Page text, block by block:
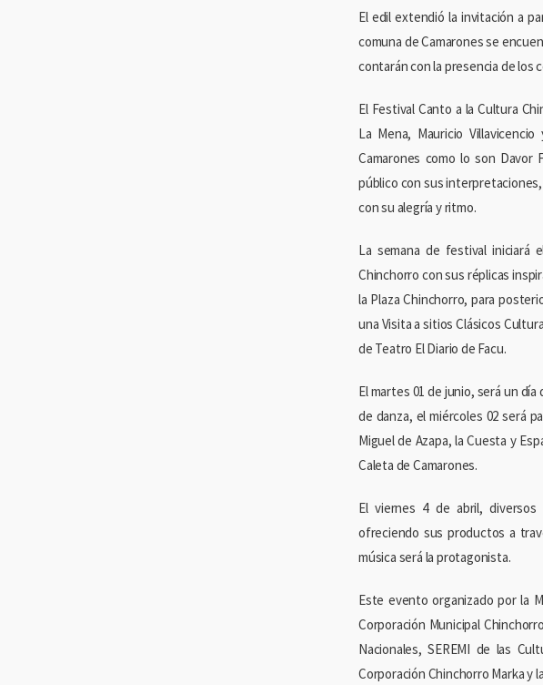
El edil extendió la invitación a
comuna de Camarones se
contarán con la presencia de los
El Festival Canto a la Cultura
La Mena, Mauricio
Camarones como lo son Davor
público con sus
con su alegría y ritmo.
La semana de festival iniciará
Chinchorro con sus réplicas
la Plaza Chinchorro, para
una Visita a sitios Clásicos
de Teatro El Diario de Facu.
El martes 01 de junio, será un
de danza, el miércoles 02 será
Miguel de Azapa, la Cuesta y
Caleta de Camarones.
El viernes 4 de abril, diversos
ofreciendo sus productos a
música será la protagonista.
Este evento organizado por la
Corporación Municipal
Nacionales, SEREMI de las
Corporación Chinchorro Marka y